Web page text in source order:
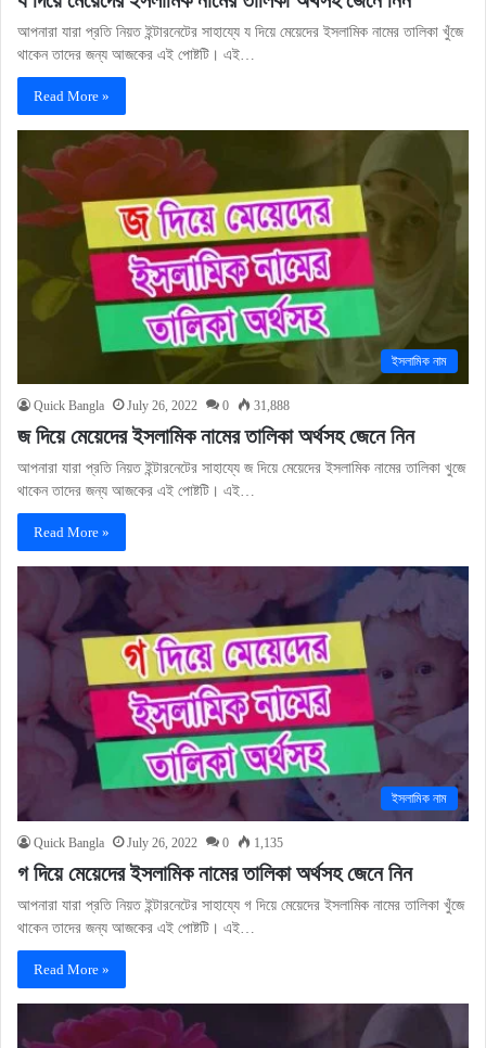
আপনারা যারা প্রতি নিয়ত ইন্টারনেটের সাহায্যে য দিয়ে মেয়েদের ইসলামিক নামের তালিকা খুঁজে
থাকেন তাদের জন্য আজকের এই পোষ্টটি। এই…
Read More »
ইসলামিক নাম
Quick Bangla July 26, 2022 0 31,888
জ দিয়ে মেয়েদের ইসলামিক নামের তালিকা অর্থসহ জেনে নিন
আপনারা যারা প্রতি নিয়ত ইন্টারনেটের সাহায্যে জ দিয়ে মেয়েদের ইসলামিক নামের তালিকা খুজে
থাকেন তাদের জন্য আজকের এই পোষ্টটি। এই…
Read More »
ইসলামিক নাম
Quick Bangla July 26, 2022 0 1,135
গ দিয়ে মেয়েদের ইসলামিক নামের তালিকা অর্থসহ জেনে নিন
আপনারা যারা প্রতি নিয়ত ইন্টারনেটের সাহায্যে গ দিয়ে মেয়েদের ইসলামিক নামের তালিকা খুঁজে
থাকেন তাদের জন্য আজকের এই পোষ্টটি। এই…
Read More »